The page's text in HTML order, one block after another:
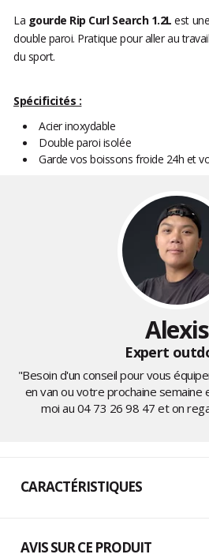
La gourde Rip Curl Search 1.2L est
double paroi. Pratique pour aller au
du sport.
Spécificités :
Acier inoxydable
Double paroi isolée
Garde vos boissons froide 24h et
Alexis
Expert
"Besoin d'un conseil pour vous
en van ou votre prochaine semaine
moi au 04 73 26 98 47 et on
CARACTÉRISTIQUES
AVIS SUR CE PRODUIT